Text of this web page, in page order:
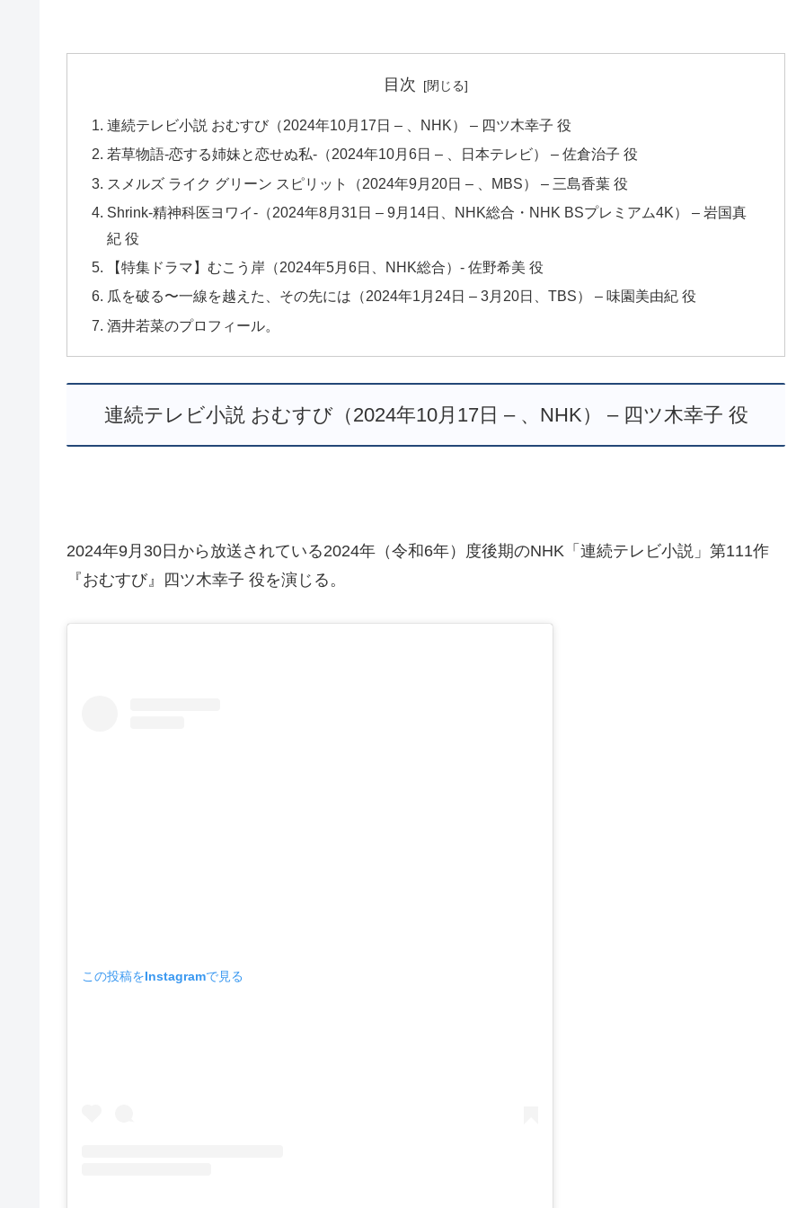
目次
連続テレビ小説 おむすび（2024年10月17日 – 、NHK） – 四ツ木幸子 役
若草物語-恋する姉妹と恋せぬ私-（2024年10月6日 – 、日本テレビ） – 佐倉治子 役
スメルズ ライク グリーン スピリット（2024年9月20日 – 、MBS） – 三島香葉 役
Shrink-精神科医ヨワイ-（2024年8月31日 – 9月14日、NHK総合・NHK BSプレミアム4K） – 岩国真
紀 役
【特集ドラマ】むこう岸（2024年5月6日、NHK総合）- 佐野希美 役
瓜を破る〜一線を越えた、その先には（2024年1月24日 – 3月20日、TBS） – 味園美由紀 役
酒井若菜のプロフィール。
連続テレビ小説 おむすび（2024年10月17日 – 、NHK） – 四ツ木幸子 役
2024年9月30日から放送されている2024年（令和6年）度後期のNHK「連続テレビ小説」第111作
『おむすび』四ツ木幸子 役を演じる。
この投稿をInstagramで見る